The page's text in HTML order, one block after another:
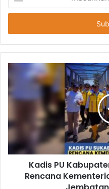
Email
Anda
Kadis PU
Rencana